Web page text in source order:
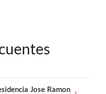
Jose Ramon